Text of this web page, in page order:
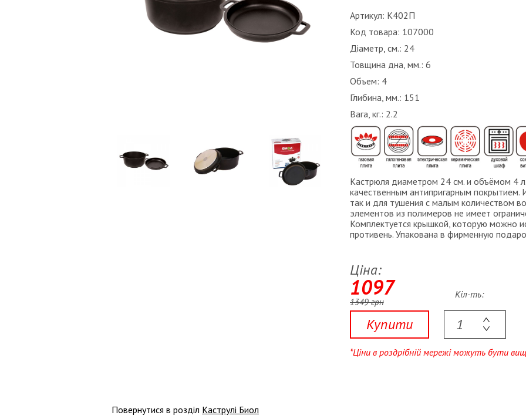
Артикул: К402П
Код товара: 107000
Діаметр, см.: 24
Товщина дна, мм.: 6
Объем: 4
Глибина, мм.: 151
Вага, кг.: 2.2
Кастрюля диаметром 24 см. и объёмом 4
качественным антипригарным покрытием.
так и для тушения с малым количеством
элементов из полимеров не имеет
Комплектуется крышкой, которую можно
противень. Упакована в фирменную
Ціна:
1097
1349 грн
Купити
Кіл-ть:
*Ціни в роздрібній мережі можуть бути
Повернутися в розділ Каструлі Биол